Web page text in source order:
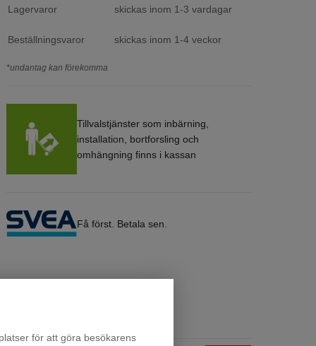
för att göra besökarens
Lagervaror skickas inom 1-3 vardagar
Beställningsvaror skickas inom 1-4 veckor
*undantag kan förekomma
Tillvalstjänster som inbärning,
installation, bortforsling och
omhängning finns i kassan
Få först. Betala sen.